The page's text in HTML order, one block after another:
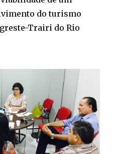
do turismo
Trairi do Rio